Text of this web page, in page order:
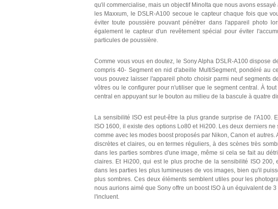
qu'il commercialise, mais un objectif Minolta que nous avons
les Maxxum, le DSLR-A100 secoue le capteur chaque fois que
éviter toute poussière pouvant pénétrer dans l'appareil photo
également le capteur d'un revêtement spécial pour éviter
particules de poussière.
Comme vous vous en doutez, le Sony Alpha DSLR-A100 dispose
compris 40- Segment en nid d'abeille MultiSegment, pondéré au
vous pouvez laisser l'appareil photo choisir parmi neuf segments
vôtres ou le configurer pour n'utiliser que le segment central. À
central en appuyant sur le bouton au milieu de la bascule à quatre
La sensibilité ISO est peut-être la plus grande surprise de l'A100.
ISO 1600, il existe des options Lo80 et Hi200. Les deux derniers
comme avec les modes boost proposés par Nikon, Canon et
discrètes et claires, ou en termes réguliers, à des scènes très
dans les parties sombres d'une image, même si cela se fait au
claires. Et Hi200, qui est le plus proche de la sensibilité ISO
dans les parties les plus lumineuses de vos images, bien qu'il
plus sombres. Ces deux éléments semblent utiles pour les
nous aurions aimé que Sony offre un boost ISO à un équivalent de
l'incluent.